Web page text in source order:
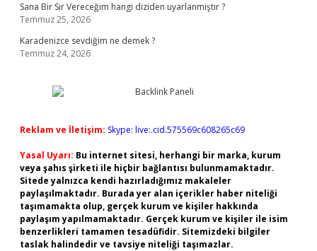
Sana Bir Sır Vereceğim hangi diziden uyarlanmıştır ?
Temmuz 25, 2026
Karadenizce sevdiğim ne demek ?
Temmuz 24, 2026
Reklam ve İletişim: Skype: live:.cid.575569c608265c69
Yasal Uyarı: Bu internet sitesi, herhangi bir marka, kurum
veya şahıs şirketi ile hiçbir bağlantısı bulunmamaktadır.
Sitede yalnızca kendi hazırladığımız makaleler
paylaşılmaktadır. Burada yer alan içerikler haber niteliği
taşımamakta olup, gerçek kurum ve kişiler hakkında
paylaşım yapılmamaktadır. Gerçek kurum ve kişiler ile isim
benzerlikleri tamamen tesadüfidir. Sitemizdeki bilgiler
taslak halindedir ve tavsiye niteliği taşımazlar.